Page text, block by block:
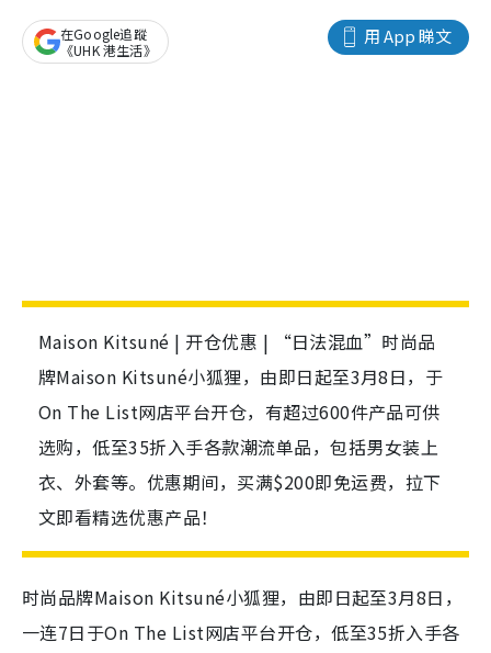
用 App 睇文
在Google追蹤
《UHK 港生活》
Maison Kitsuné | 开仓优惠 | “日法混血”时尚品
牌Maison Kitsuné小狐狸，由即日起至3月8日，于
On The List网店平台开仓，有超过600件产品可供
选购，低至35折入手各款潮流单品，包括男女装上
衣、外套等。优惠期间，买满$200即免运费，拉下
文即看精选优惠产品！⁠
时尚品牌Maison Kitsuné小狐狸，由即日起至3月8日，
一连7日于On The List网店平台开仓，低至35折入手各